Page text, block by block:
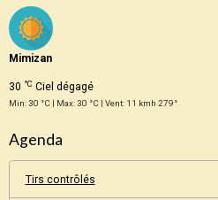
Mimizan
30 °C Ciel dégagé
Min: 30 °C | Max: 30 °C | Vent: 11 kmh 279°
Agenda
Tirs contrôlés